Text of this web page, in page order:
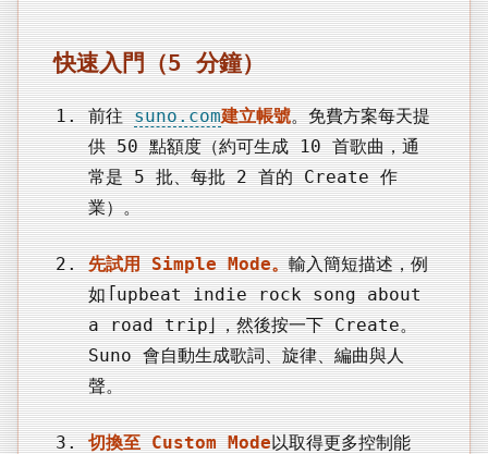
快速入門（5 分鐘）
前往suno.com建立帳號。免費方案每天提
供 50 點額度（約可生成 10 首歌曲，通
常是 5 批、每批 2 首的 Create 作
業）。
先試用 Simple Mode。輸入簡短描述，例
如「upbeat indie rock song about
a road trip」，然後按一下 Create。
Suno 會自動生成歌詞、旋律、編曲與人
聲。
切換至 Custom Mode以取得更多控制能